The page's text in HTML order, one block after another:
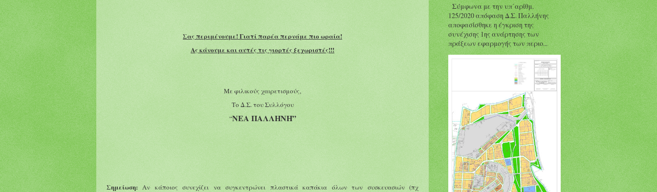
Σας περιμένουμε!Γιατί παρέα περνάμε πιο ωραία!
Ας κάνουμε και αυτές τις γιορτές ξεχωριστές!!!
Με φιλικούς χαιρετισμούς,
Το Δ.Σ. του Συλλόγου
“ΝΕΑ ΠΑΛΛΗΝΗ”
Σημείωση: Αν κάποιος συνεχίζει να συγκεντρώνει πλαστικά καπάκια όλων των συσκευασιών (πχ
Σύμφωνα με την υπ΄αρίθμ.
125/2020 απόφαση Δ.Σ. Παλλήνης
αποφασίσθηκε η έγκριση της
συνέχισης 1ης ανάρτησης των
πράξεων εφαρμογής των περιο...